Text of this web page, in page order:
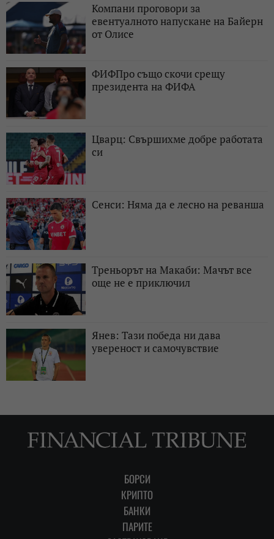
Компани проговори за
евентуалното напускане на Байерн
от Олисе
ФИФПро също скочи срещу
президента на ФИФА
Цварц: Свършихме добре работата
си
Сенси: Няма да е лесно на реванша
Треньорът на Макаби: Мачът все
още не е приключил
Янев: Тази победа ни дава
увереност и самочувствие
БОРСИ
КРИПТО
БАНКИ
ПАРИТЕ